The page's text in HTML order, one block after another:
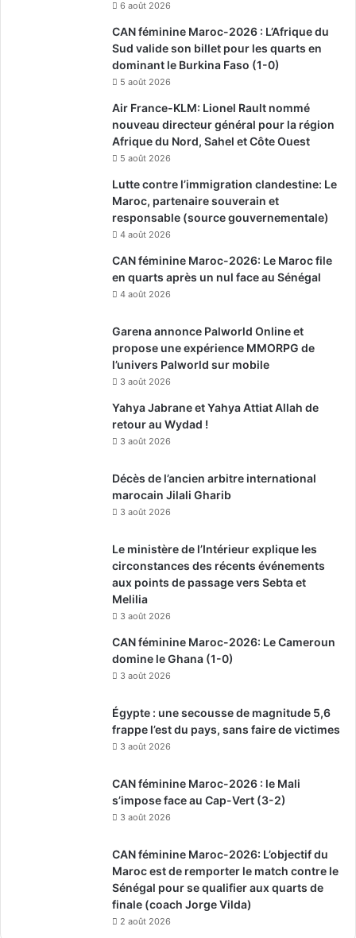
6 août 2026
CAN féminine Maroc-2026 : L’Afrique du
Sud valide son billet pour les quarts en
dominant le Burkina Faso (1-0)
5 août 2026
Air France-KLM: Lionel Rault nommé
nouveau directeur général pour la région
Afrique du Nord, Sahel et Côte Ouest
5 août 2026
Lutte contre l’immigration clandestine: Le
Maroc, partenaire souverain et
responsable (source gouvernementale)
4 août 2026
CAN féminine Maroc-2026: Le Maroc file
en quarts après un nul face au Sénégal
4 août 2026
Garena annonce Palworld Online et
propose une expérience MMORPG de
l’univers Palworld sur mobile
3 août 2026
Yahya Jabrane et Yahya Attiat Allah de
retour au Wydad !
3 août 2026
Décès de l’ancien arbitre international
marocain Jilali Gharib
3 août 2026
Le ministère de l’Intérieur explique les
circonstances des récents événements
aux points de passage vers Sebta et
Melilia
3 août 2026
CAN féminine Maroc-2026: Le Cameroun
domine le Ghana (1-0)
3 août 2026
Égypte : une secousse de magnitude 5,6
frappe l’est du pays, sans faire de victimes
3 août 2026
CAN féminine Maroc-2026 : le Mali
s’impose face au Cap-Vert (3-2)
3 août 2026
CAN féminine Maroc-2026: L’objectif du
Maroc est de remporter le match contre le
Sénégal pour se qualifier aux quarts de
finale (coach Jorge Vilda)
2 août 2026